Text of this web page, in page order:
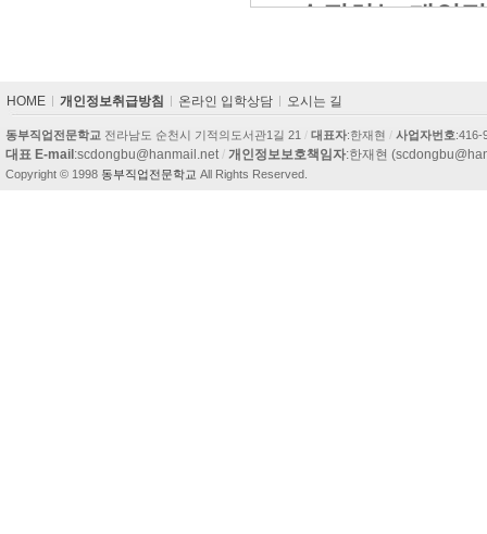
HOME 개인정보취급방침 온라인 입학상담 오시는 길
라
이
트
동부직업전문학교 전라남도 순천시 기적의도서관1길 21 / 대표자:한재현 / 사업자번호:416-
대표 E-mail :scdongbu@hanmail.net/ 개인정보보호책임자:한재현
Copyright © 1998 동부직업전문학교 All Rights Reserved.